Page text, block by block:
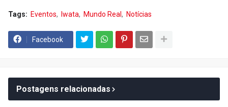
Tags: Eventos Iwata Mundo Real Notícias
Facebook
Postagens relacionadas